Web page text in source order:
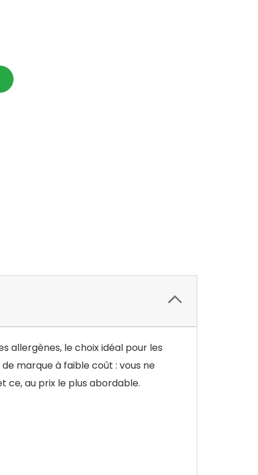
allergènes, le choix idéal pour les
marque à faible coût : vous ne
ce, au prix le plus abordable.